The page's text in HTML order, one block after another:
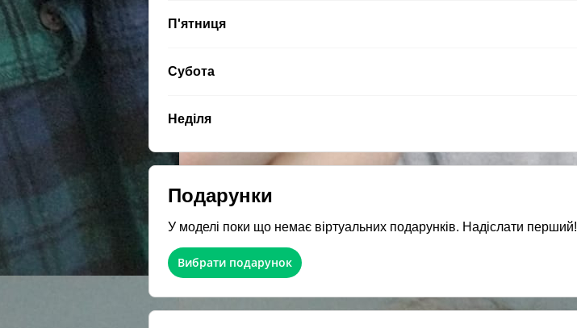
П'ятниця
Субота
Неділя
Подарунки
У моделі поки що немає віртуальних подарунків. Надіслати перший!
Вибрати подарунок